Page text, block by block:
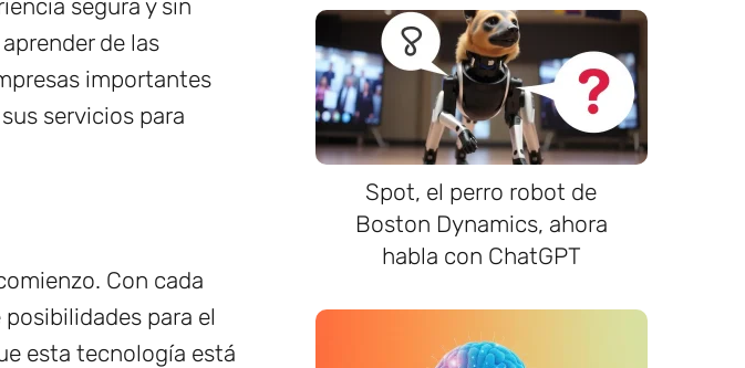
segura y sin
de las
importantes
servicios para
Con cada
para el
esta tecnología está
Spot, el perro robot de
Boston Dynamics, ahora
habla con ChatGPT